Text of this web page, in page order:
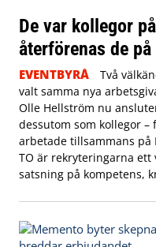
De var kollegor
återförenas de på
EVENTBYRÅ
Två
valt samma nya
Olle Hellström nu
dessutom som kollegor
arbetade tillsammans på
TO är rekryteringarna
satsning på kompetens,